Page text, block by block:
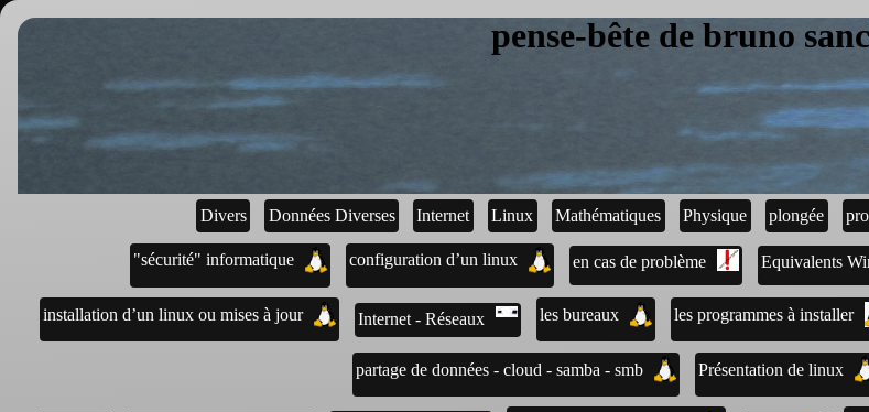
pense-bête de bruno
Divers Données Diverses Internet Linux Mathématiques Physique plongée
"sécurité" informatique configuration d’un linux en cas de problème Equivalents
installation d’un linux ou mises à jour Internet - Réseaux les bureaux les programmes à installer
partage de données - cloud - samba - smb Présentation de linux